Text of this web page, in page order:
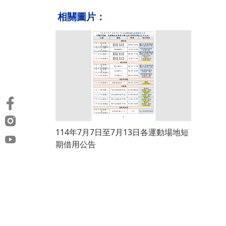
相關圖片：
114年7月7日至7月13日各運動場地短
期借用公告